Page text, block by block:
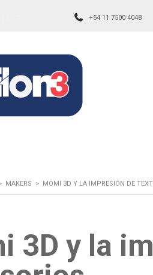
+54 11 7500 4048
MAKERS > MOMI 3D Y LA IMPRESIÓN DE
3D y la